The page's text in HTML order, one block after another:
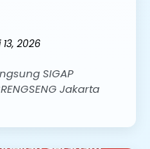
13, 2026
SIGAP
Jakarta